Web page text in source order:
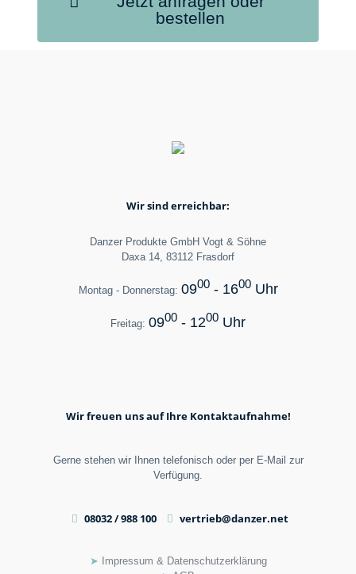
bestellen
Wir sind erreichbar:
Danzer Produkte GmbH Vogt & Söhne
Daxa 14, 83112 Frasdorf
Montag - Donnerstag: 0900- 1600Uhr
Freitag: 0900 - 1200 Uhr
Wir freuen uns auf Ihre Kontaktaufnahme!
Gerne stehen wir Ihnen telefonisch oder per E-Mail zur
Verfügung.
08032 / 988 100 vertrieb@danzer.net
➤
Impressum & Datenschutzerklärung